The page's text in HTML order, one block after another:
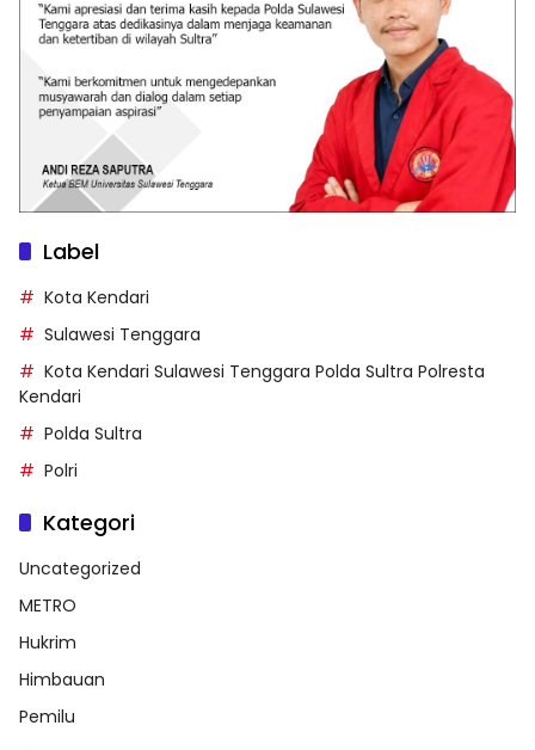
Label
Kota Kendari
Sulawesi Tenggara
Kota Kendari Sulawesi Tenggara Polda Sultra Polresta
Kendari
Polda Sultra
Polri
Kategori
Uncategorized
METRO
Hukrim
Himbauan
Pemilu